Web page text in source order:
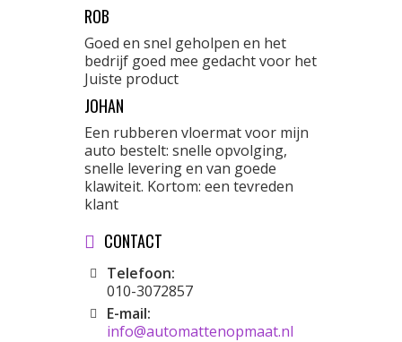
ROB
Goed en snel geholpen en het
bedrijf goed mee gedacht voor het
Juiste product
JOHAN
Een rubberen vloermat voor mijn
auto bestelt: snelle opvolging,
snelle levering en van goede
klawiteit. Kortom: een tevreden
klant
CONTACT
Telefoon:
010-3072857
E-mail:
info@automattenopmaat.nl